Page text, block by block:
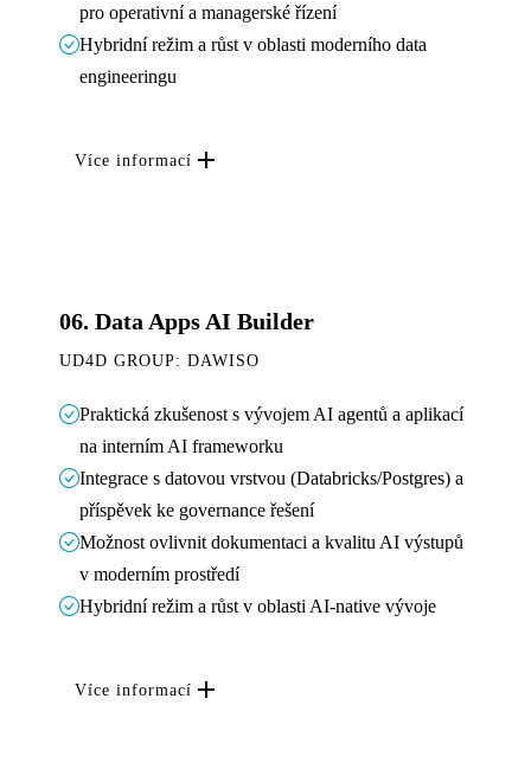
pro operativní a managerské řízení
Hybridní režim a růst v oblasti moderního data
engineeringu
Více informací
06. Data Apps AI Builder
UD4D GROUP: DAWISO
Praktická zkušenost s vývojem AI agentů a aplikací
na interním AI frameworku
Integrace s datovou vrstvou (Databricks/Postgres) a
příspěvek ke governance řešení
Možnost ovlivnit dokumentaci a kvalitu AI výstupů
v moderním prostředí
Hybridní režim a růst v oblasti AI-native vývoje
Více informací